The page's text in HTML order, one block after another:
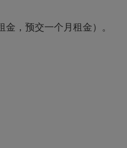
，预交一个月租金）。